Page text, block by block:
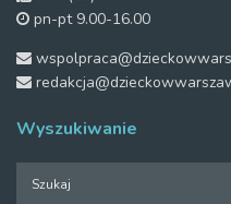
pn-pt 9.00-16.00
Wyszukiwanie